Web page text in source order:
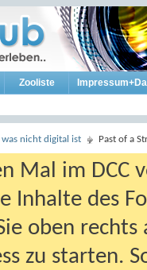
Zooliste
was nicht digital ist Past of a
Mal im DCC
Inhalte des
oben
zu starten.